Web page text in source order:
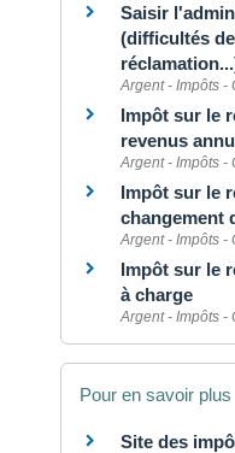
Saisir
(difficultés
Argent - Impôts -
Impôt sur le
revenus
Argent - Impôts -
Impôt sur le
changement
Argent - Impôts -
Impôt sur le
à charge
Argent - Impôts -
Pour en savoir plus
Site des